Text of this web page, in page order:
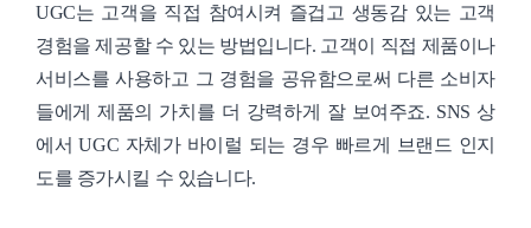
UGC는 고객을 직접 참여시켜 즐겁고 생동감 있는 고객
경험을 제공할 수 있는 방법입니다. 고객이 직접 제품이나
서비스를 사용하고 그 경험을 공유함으로써 다른 소비자
들에게 제품의 가치를 더 강력하게 잘 보여주죠. SNS 상
에서 UGC 자체가 바이럴 되는 경우 빠르게 브랜드 인지
도를 증가시킬 수 있습니다.